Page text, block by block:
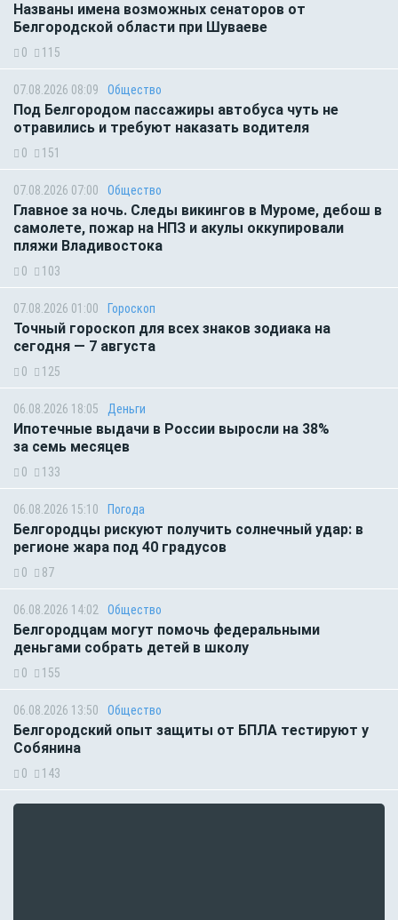
Названы имена возможных сенаторов от
Белгородской области при Шуваеве
0 115
07.08.2026 08:09 Общество
Под Белгородом пассажиры автобуса чуть не
отравились и требуют наказать водителя
0 151
07.08.2026 07:00 Общество
Главное за ночь. Следы викингов в Муроме, дебош в
самолете, пожар на НПЗ и акулы оккупировали
пляжи Владивостока
0 103
07.08.2026 01:00 Гороскоп
Точный гороскоп для всех знаков зодиака на
сегодня — 7 августа
0 125
06.08.2026 18:05 Деньги
Ипотечные выдачи в России выросли на 38%
за семь месяцев
0 133
06.08.2026 15:10 Погода
Белгородцы рискуют получить солнечный удар: в
регионе жара под 40 градусов
0 87
06.08.2026 14:02 Общество
Белгородцам могут помочь федеральными
деньгами собрать детей в школу
0 155
06.08.2026 13:50 Общество
Белгородский опыт защиты от БПЛА тестируют у
Собянина
0 143